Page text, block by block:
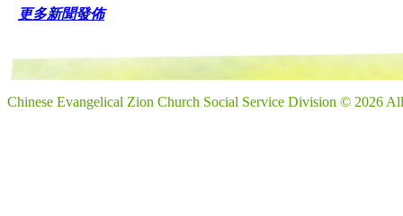
更多新聞發佈
Chinese Evangelical Zion Church Social Service Division © 2026